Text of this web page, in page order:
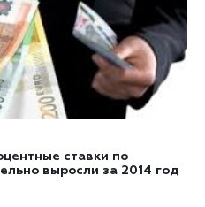
ставки по
выросли за 2014 год